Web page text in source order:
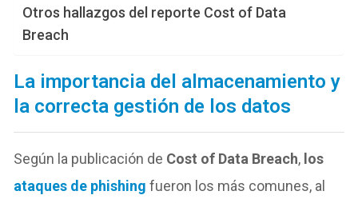
Otros hallazgos del reporte Cost of Data
Breach
La importancia del almacenamiento y
la correcta gestión de los datos
Según la publicación de Cost of Data Breach, los
ataques de phishing fueron los más comunes, al